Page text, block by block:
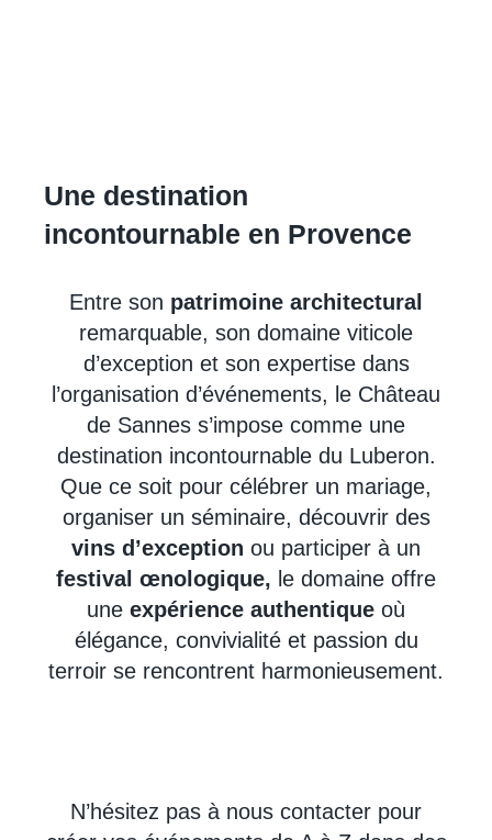
Une destination
incontournable en Provence
Entre son patrimoine architectural
remarquable, son domaine viticole
d’exception et son expertise dans
l’organisation d’événements, le Château
de Sannes s’impose comme une
destination incontournable du Luberon.
Que ce soit pour célébrer un mariage,
organiser un séminaire, découvrir des
vins d’exception ou participer à un
festival œnologique, le domaine offre
une expérience authentique où
élégance, convivialité et passion du
terroir se rencontrent harmonieusement.
N’hésitez pas à nous contacter pour